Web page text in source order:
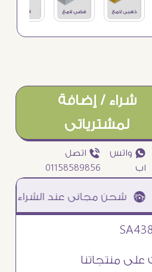
شراء / إضافة
لمشترياتى
₧ واتس
اب
ƒ اتصل
01158589856